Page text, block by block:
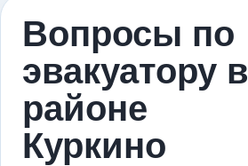
Вопросы по
эвакуатору в
районе
Куркино